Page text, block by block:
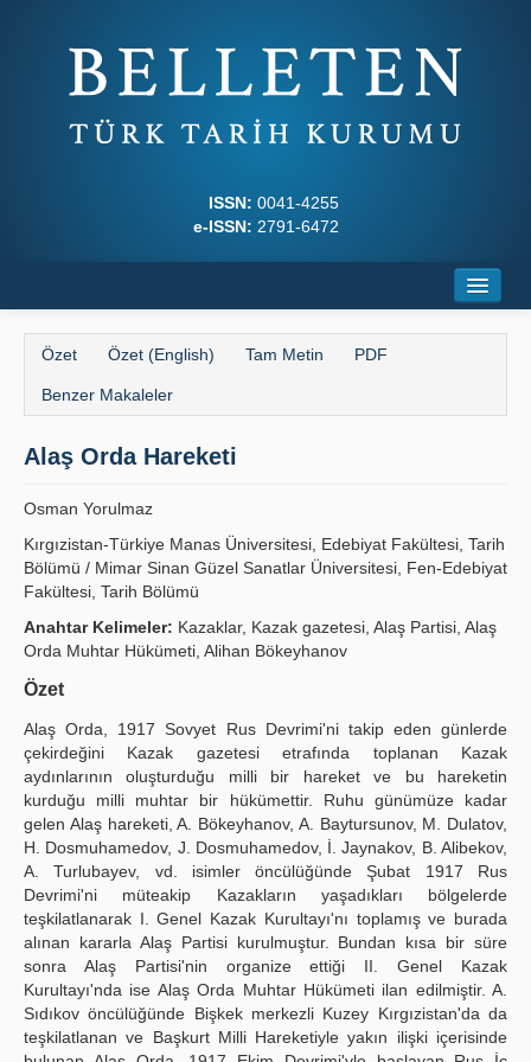
ISSN: 0041-4255
e-ISSN: 2791-6472
Dergi Kurulları
Yazım Kuralları
İlkeler
Yayın Politikaları
İletişim
Özet Özet (English) Tam Metin PDF
Benzer Makaleler
Alaş Orda Hareketi
Osman Yorulmaz
Kırgızistan-Türkiye Manas Üniversitesi, Edebiyat Fakültesi, Tarih
Bölümü / Mimar Sinan Güzel Sanatlar Üniversitesi, Fen-Edebiyat
Fakültesi, Tarih Bölümü
Anahtar Kelimeler: Kazaklar, Kazak gazetesi, Alaş Partisi, Alaş
Orda Muhtar Hükümeti, Alihan Bökeyhanov
Özet
Alaş Orda, 1917 Sovyet Rus Devrimi'ni takip eden günlerde
çekirdeğini Kazak gazetesi etrafında toplanan Kazak
aydınlarının oluşturduğu milli bir hareket ve bu hareketin
kurduğu milli muhtar bir hükümettir. Ruhu günümüze kadar
gelen Alaş hareketi, A. Bökeyhanov, A. Baytursunov, M. Dulatov,
H. Dosmuhamedov, J. Dosmuhamedov, İ. Jaynakov, B. Alibekov,
A. Turlubayev, vd. isimler öncülüğünde Şubat 1917 Rus
Devrimi'ni müteakip Kazakların yaşadıkları bölgelerde
teşkilatlanarak I. Genel Kazak Kurultayı'nı toplamış ve burada
alınan kararla Alaş Partisi kurulmuştur. Bundan kısa bir süre
sonra Alaş Partisi'nin organize ettiği II. Genel Kazak
Kurultayı'nda ise Alaş Orda Muhtar Hükümeti ilan edilmiştir. A.
Sıdıkov öncülüğünde Bişkek merkezli Kuzey Kırgızistan'da da
teşkilatlanan ve Başkurt Milli Hareketiyle yakın ilişki içerisinde